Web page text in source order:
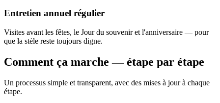
Entretien annuel régulier
Visites avant les fêtes, le Jour du souvenir et l'anniversaire — pour
que la stèle reste toujours digne.
Comment ça marche — étape par étape
Un processus simple et transparent, avec des mises à jour à chaque
étape.